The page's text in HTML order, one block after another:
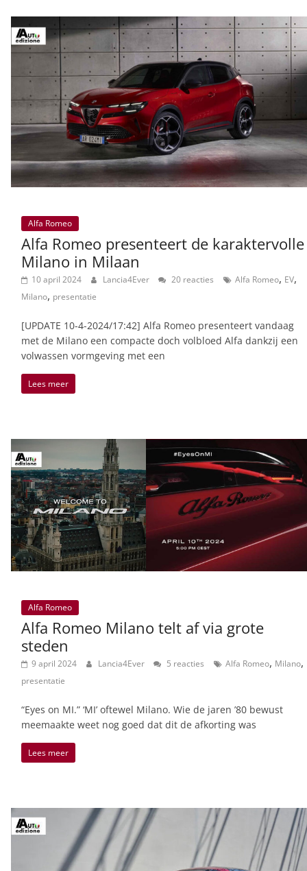
Alfa Romeo
Alfa Romeo presenteert de karaktervolle
Milano in Milaan
10 april 2024 Lancia4Ever 20 reacties Alfa Romeo, EV,
Milano, presentatie
[UPDATE 10-4-2024/17:42] Alfa Romeo presenteert vandaag
met de Milano een compacte doch volbloed Alfa dankzij een
volwassen vormgeving met een
Lees meer
Alfa Romeo
Alfa Romeo Milano telt af via grote
steden
9 april 2024 Lancia4Ever 5 reacties Alfa Romeo, Milano,
presentatie
“Eyes on MI.” ‘MI’ oftewel Milano. Wie de jaren ’80 bewust
meemaakte weet nog goed dat dit de afkorting was
Lees meer